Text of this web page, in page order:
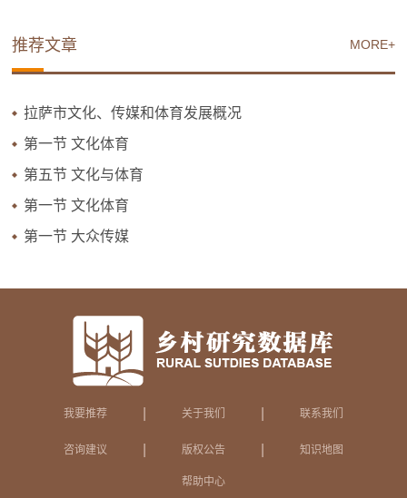
MORE+
推荐文章
拉萨市文化、传媒和体育发展概况
第一节 文化体育
第五节 文化与体育
第一节 文化体育
第一节 大众传媒
我要推荐 关于我们 联系我们
咨询建议 版权公告 知识地图
帮助中心